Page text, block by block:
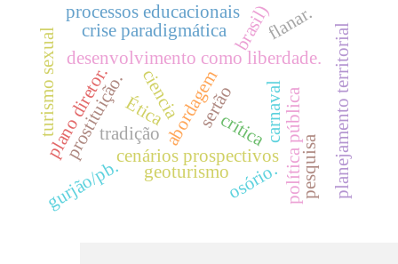
tradição crítica
sertão
cenários prospectivos política pública
abordagem
desenvolvimento como liberdade.
turismo sexual carnaval
prostituição.ciencia
gurjão/pb.
brasil)
crise paradigmática
osório.
geoturismo planejamento territorial
plano diretor.
pesquisa
Ética
processos educacionais flanar.